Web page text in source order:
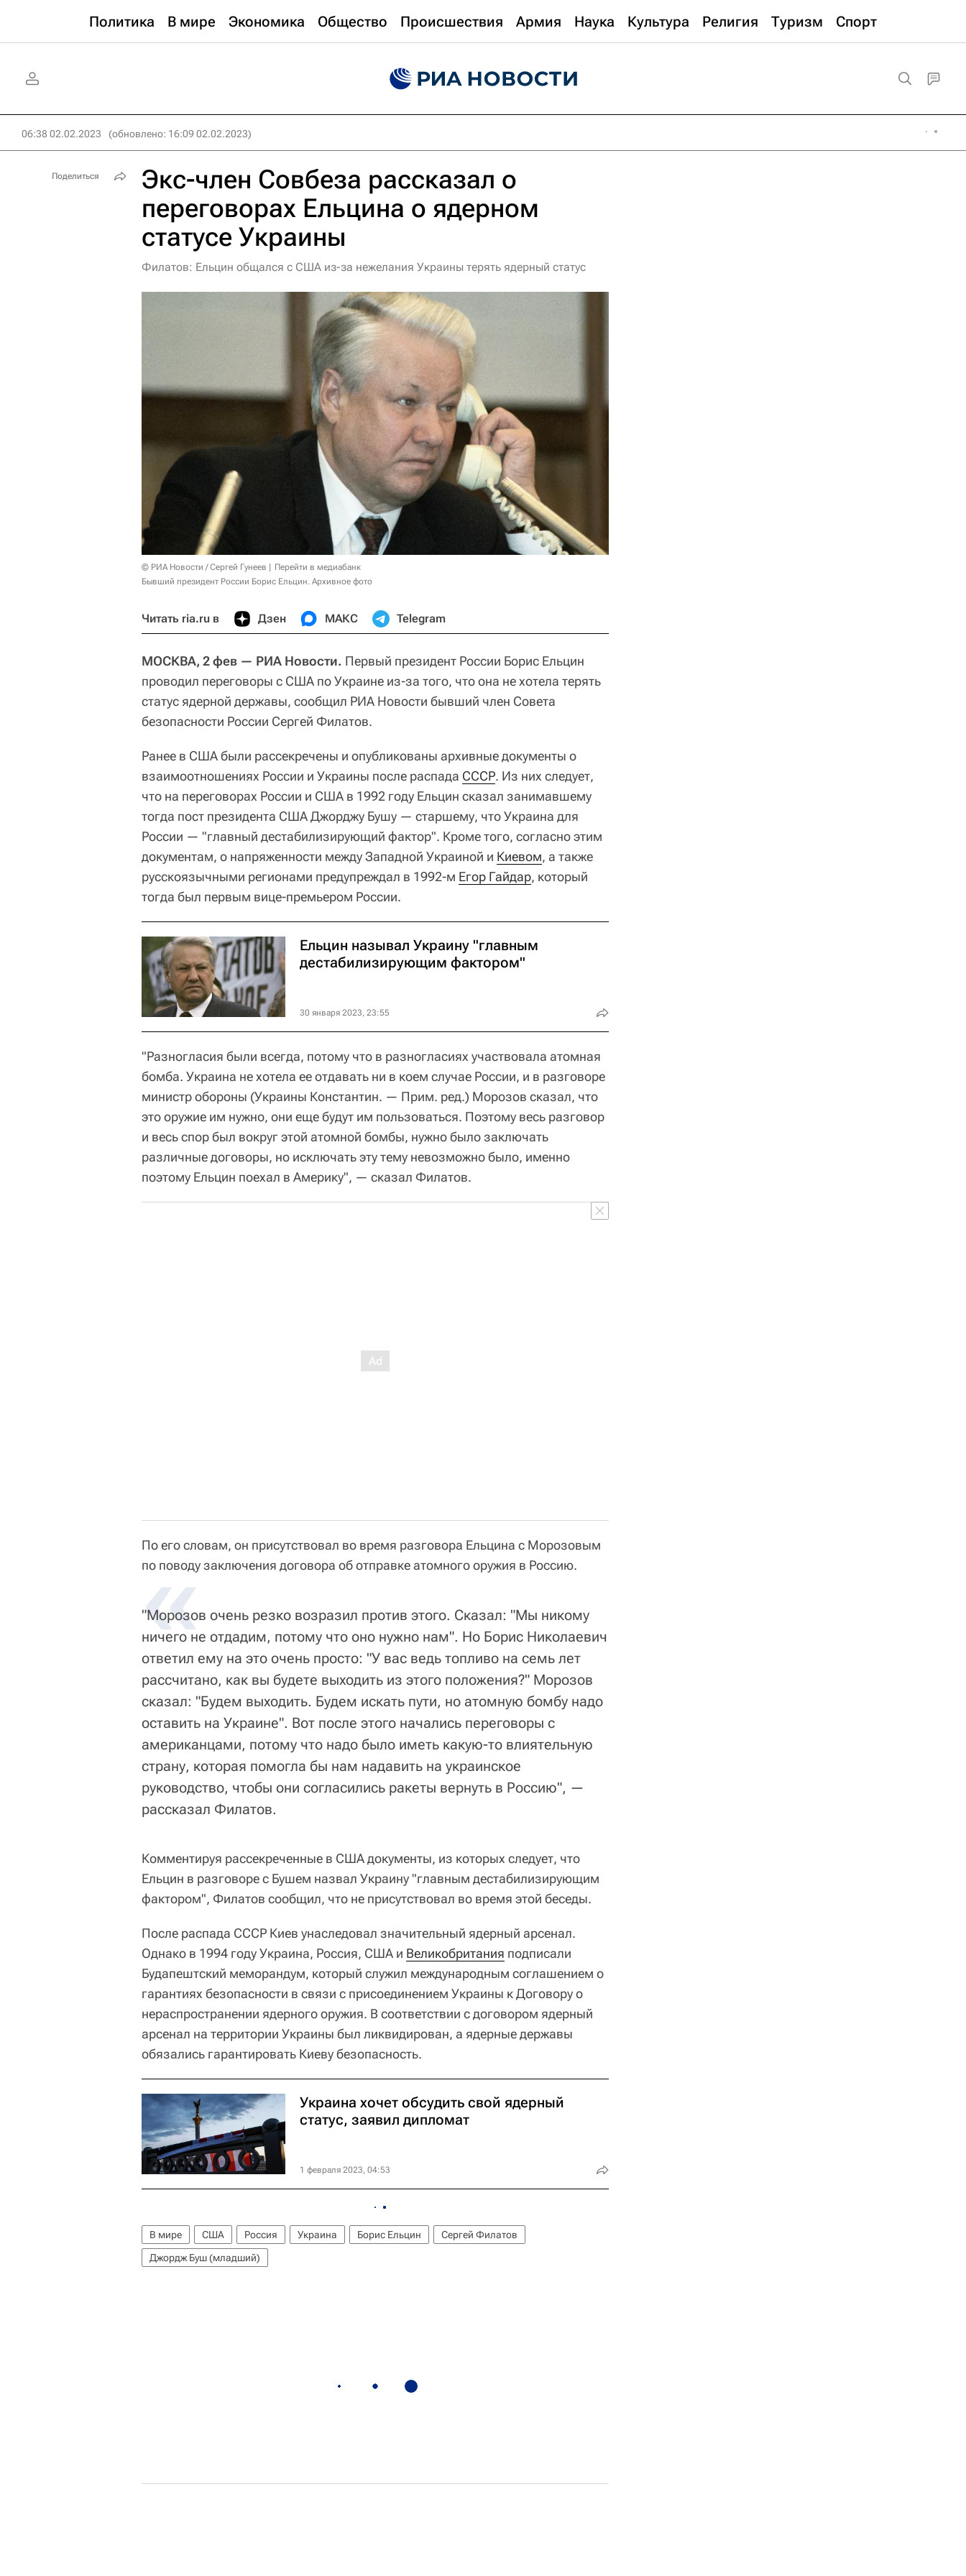
Политика В мире Экономика Общество Происшествия Армия Наука Культура Религия Туризм Спорт
06:38 02.02.2023 (обновлено: 16:09 02.02.2023)
Экс-член Совбеза рассказал о
переговорах Ельцина о ядерном
статусе Украины
Филатов: Ельцин общался с США из-за нежелания Украины терять ядерный статус
© РИА Новости / Сергей Гунеев
Перейти в медиабанк
Бывший президент России Борис Ельцин. Архивное фото
Читать ria.ru в Дзен МАКС Telegram
МОСКВА, 2 фев — РИА Новости. Первый президент России Борис Ельцин
проводил переговоры с США по Украине из-за того, что она не хотела терять
статус ядерной державы, сообщил РИА Новости бывший член Совета
безопасности России Сергей Филатов.
Ранее в США были рассекречены и опубликованы архивные документы о
взаимоотношениях России и Украины после распада СССР. Из них следует,
что на переговорах России и США в 1992 году Ельцин сказал занимавшему
тогда пост президента США Джорджу Бушу — старшему, что Украина для
России — "главный дестабилизирующий фактор". Кроме того, согласно этим
документам, о напряженности между Западной Украиной и Киевом, а также
русскоязычными регионами предупреждал в 1992-м Егор Гайдар, который
тогда был первым вице-премьером России.
Ельцин называл Украину "главным
дестабилизирующим фактором"
30 января 2023, 23:55
"Разногласия были всегда, потому что в разногласиях участвовала атомная
бомба. Украина не хотела ее отдавать ни в коем случае России, и в разговоре
министр обороны (Украины Константин. — Прим. ред.) Морозов сказал, что
это оружие им нужно, они еще будут им пользоваться. Поэтому весь разговор
и весь спор был вокруг этой атомной бомбы, нужно было заключать
различные договоры, но исключать эту тему невозможно было, именно
поэтому Ельцин поехал в Америку", — сказал Филатов.
По его словам, он присутствовал во время разговора Ельцина с Морозовым
по поводу заключения договора об отправке атомного оружия в Россию.
«
"Морозов очень резко возразил против этого. Сказал: "Мы никому
ничего не отдадим, потому что оно нужно нам". Но Борис Николаевич
ответил ему на это очень просто: "У вас ведь топливо на семь лет
рассчитано, как вы будете выходить из этого положения?" Морозов
сказал: "Будем выходить. Будем искать пути, но атомную бомбу надо
оставить на Украине". Вот после этого начались переговоры с
американцами, потому что надо было иметь какую-то влиятельную
страну, которая помогла бы нам надавить на украинское
руководство, чтобы они согласились ракеты вернуть в Россию", —
рассказал Филатов.
Комментируя рассекреченные в США документы, из которых следует, что
Ельцин в разговоре с Бушем назвал Украину "главным дестабилизирующим
фактором", Филатов сообщил, что не присутствовал во время этой беседы.
После распада СССР Киев унаследовал значительный ядерный арсенал.
Однако в 1994 году Украина, Россия, США и Великобритания подписали
Будапештский меморандум, который служил международным соглашением о
гарантиях безопасности в связи с присоединением Украины к Договору о
нераспространении ядерного оружия. В соответствии с договором ядерный
арсенал на территории Украины был ликвидирован, а ядерные державы
обязались гарантировать Киеву безопасность.
Украина хочет обсудить свой ядерный
статус, заявил дипломат
1 февраля 2023, 04:53
В мире США Россия Украина Борис Ельцин
Сергей Филатов
Джордж Буш (младший)
Поделиться